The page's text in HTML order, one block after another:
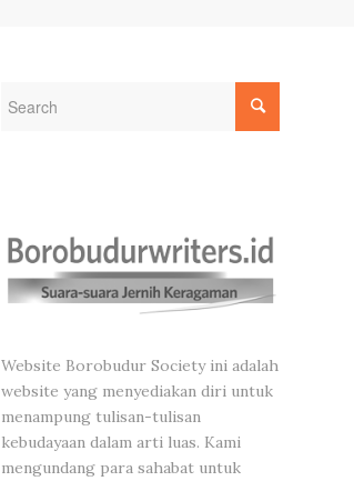
Website Borobudur Society ini adalah
website yang menyediakan diri untuk
menampung tulisan-tulisan
kebudayaan dalam arti luas. Kami
mengundang para sahabat untuk